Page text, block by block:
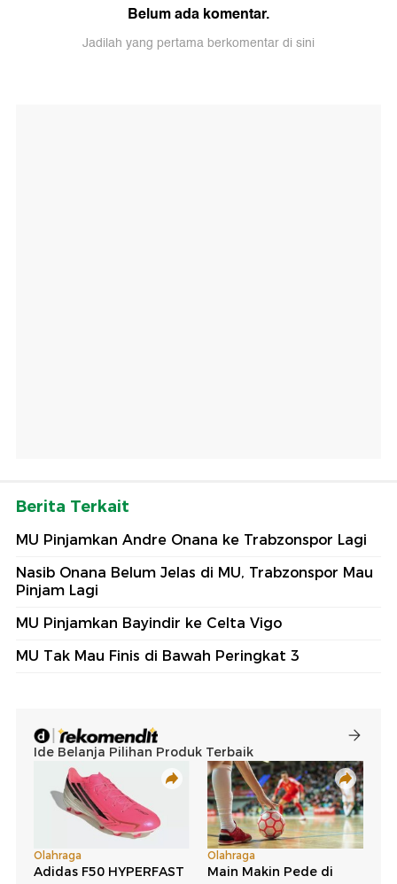
Belum ada komentar.
Jadilah yang pertama berkomentar di sini
Berita Terkait
MU Pinjamkan Andre Onana ke Trabzonspor Lagi
Nasib Onana Belum Jelas di MU, Trabzonspor Mau
Pinjam Lagi
MU Pinjamkan Bayindir ke Celta Vigo
MU Tak Mau Finis di Bawah Peringkat 3